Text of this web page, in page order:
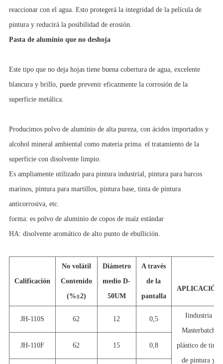
reaccionar con el agua. Esto protegerá la integridad de la película de
pintura y reducirá la posibilidad de erosión.
Pasta de aluminio que no deshoja
Este tipo que no deja hojas tiene buena cobertura de agua, excelente
blancura y brillo, puede prevenir eficazmente la corrosión de la
superficie metálica.
Producimos polvo de aluminio de alta pureza, con ácidos importados y
alcohol mineral ambiental como materia prima. el tratamiento de la
superficie con disolvente limpio.
Es ampliamente utilizado para pintura industrial, pintura para barcos
marinos, pintura para martillos, pintura base, tinta de pintura
anticorrosiva, etc.
forma: es polvo de aluminio de copos de maíz estándar
HA: disolvente aromático de alto punto de ebullición.
Calificación
No volátil
Contenido
(%±2)
Diámetro
medio D-
50UM
A través
de la
pantalla
APLICACIÓN
JH-110S 62 12 0,5 Iindustria
Masterbatch
plástico de tinta
de pintura y
JH-110F 62 15 0,8